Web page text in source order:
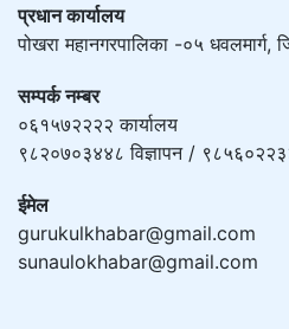
प्रधान कार्यालय
पोखरा महानगरपालिका -०५ धवलमार्ग,
सम्पर्क नम्बर
०६१५७२२२२ कार्यालय
९८२०७०३४४८ विज्ञापन /
ईमेल
gurukulkhabar@gmail.com
sunaulokhabar@gmail.com